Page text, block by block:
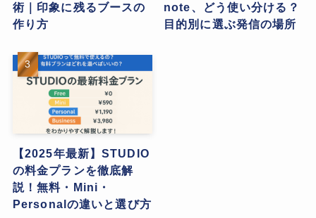
術｜印象に残るブースの
作り方
note、どう使い分ける？
目的別に選ぶ発信の場所
【2025年最新】STUDIO
の料金プランを徹底解
説！無料・Mini・
Personalの違いと選び方